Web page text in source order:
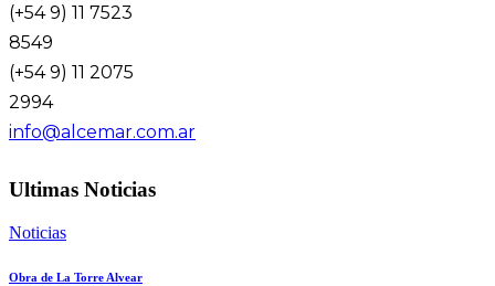
(+54 9) 11 7523
8549
(+54 9) 11 2075
2994
info@alcemar.com.ar
Ultimas Noticias
Noticias
Obra de La Torre Alvear